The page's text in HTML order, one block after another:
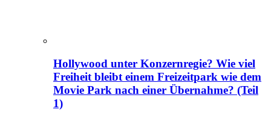
Hollywood unter Konzernregie? Wie viel
Freiheit bleibt einem Freizeitpark wie dem
Movie Park nach einer Übernahme? (Teil
1)